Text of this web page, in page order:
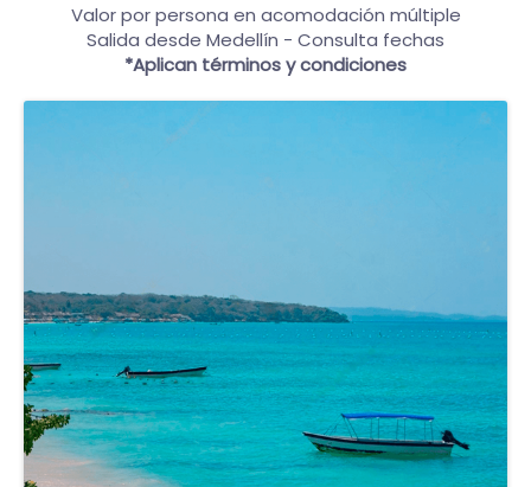
Valor por persona en acomodación múltiple
Salida desde Medellín - Consulta fechas
*Aplican términos y condiciones